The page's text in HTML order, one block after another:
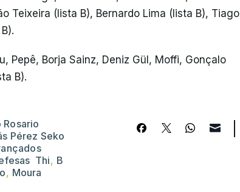
Teixeira (lista B), Bernardo Lima (lista B), Tiago
Pepê, Borja Sainz, Deniz Gül, Moffi, Gonçalo
B).
Pérez Seko
Thi, B
, Moura